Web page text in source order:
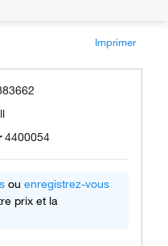
Imprimer
4400054
ou enregistrez-vous
prix et la